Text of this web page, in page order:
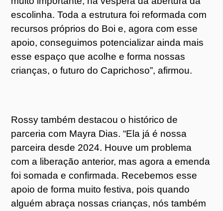
escolinha. Toda a estrutura foi reformada com
recursos próprios do Boi e, agora com esse
apoio, conseguimos potencializar ainda mais
esse espaço que acolhe e forma nossas
crianças, o futuro do Caprichoso”, afirmou.
Rossy também destacou o histórico de
parceria com Mayra Dias. “Ela já é nossa
parceira desde 2024. Houve um problema
com a liberação anterior, mas agora a emenda
foi somada e confirmada. Recebemos esse
apoio de forma muito festiva, pois quando
alguém abraça nossas crianças, nós também